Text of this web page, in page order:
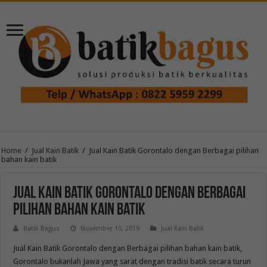
Home / Jual Kain Batik / Jual Kain Batik Gorontalo dengan Berbagai pilihan
bahan kain batik
Jual Kain Batik Gorontalo dengan Berbagai
pilihan bahan kain batik
Batik Bagus November 10, 2019 Jual Kain Batik
Jual Kain Batik Gorontalo dengan Berbagai pilihan bahan kain batik,
Gorontalo bukanlah Jawa yang sarat dengan tradisi batik secara turun